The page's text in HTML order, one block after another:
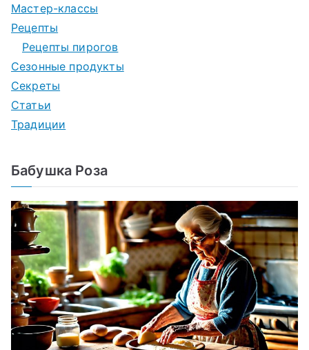
Мастер-классы
Рецепты
Рецепты пирогов
Сезонные продукты
Секреты
Статьи
Традиции
Бабушка Роза